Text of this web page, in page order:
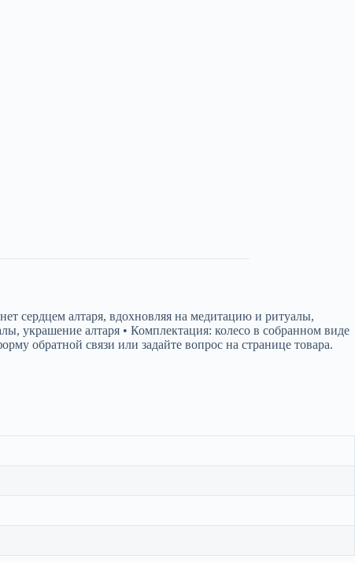
сердцем алтаря, вдохновляя на медитацию и ритуалы,
украшение алтаря • Комплектация: колесо в собранном виде
обратной связи или задайте вопрос на странице товара.